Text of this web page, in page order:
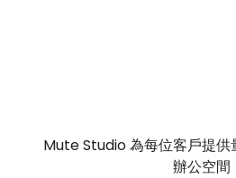
Mute Studio 為每位客戶提供
辦公空間